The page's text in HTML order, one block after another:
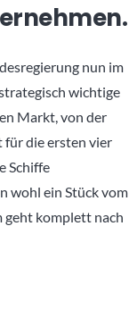
nun im
wichtige
Markt, von der
die ersten vier
Schiffe
wohl ein Stück vom
geht komplett nach